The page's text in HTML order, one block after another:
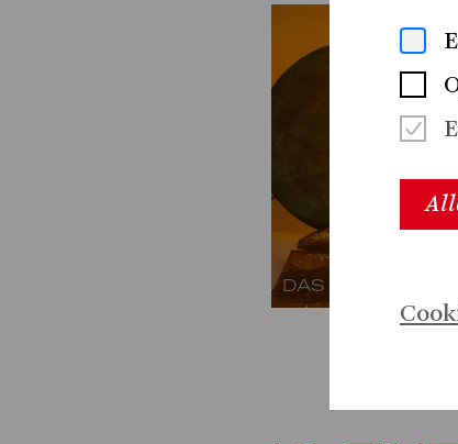
DAS KLEINE ECHO